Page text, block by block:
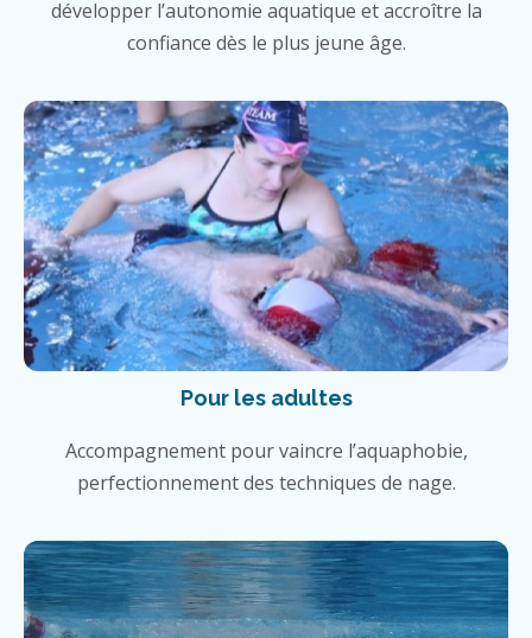
développer l’autonomie aquatique et accroître la
confiance dès le plus jeune âge.
Pour les adultes
Accompagnement pour vaincre l’aquaphobie,
perfectionnement des techniques de nage.